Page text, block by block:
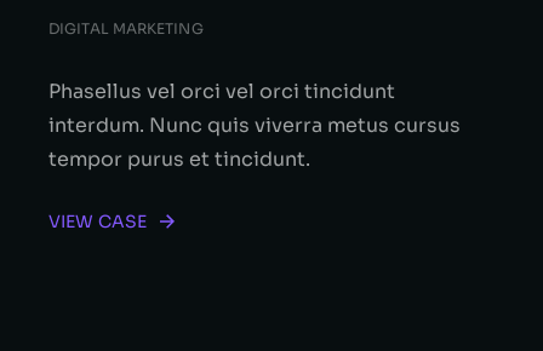
DIGITAL MARKETING
Phasellus vel orci vel orci tincidunt
interdum. Nunc quis viverra metus cursus
tempor purus et tincidunt.
VIEW CASE